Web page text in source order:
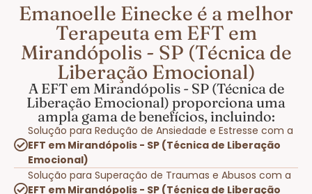
Emanoelle Einecke é a melhor
Terapeuta em EFT em
Mirandópolis - SP (Técnica de
Liberação Emocional)
A EFT em Mirandópolis - SP (Técnica de
Liberação Emocional) proporciona uma
ampla gama de benefícios, incluindo:
Solução para Redução de Ansiedade e Estresse com a
EFT em Mirandópolis - SP (Técnica de Liberação
Emocional)
Solução para Superação de Traumas e Abusos com a
EFT em Mirandópolis - SP (Técnica de Liberação